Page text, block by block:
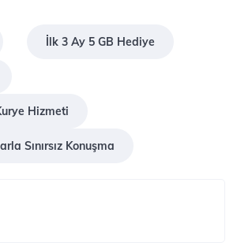
İlk 3 Ay 5 GB Hediye
Hizmeti
Sınırsız Konuşma